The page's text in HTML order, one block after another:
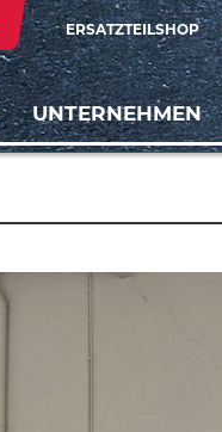
ERSATZTEILSHOP
UNTERNEHMEN